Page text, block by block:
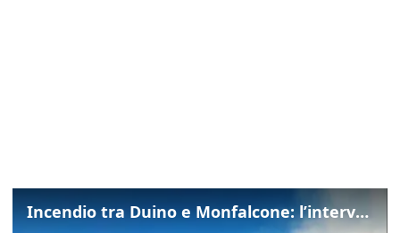
Incendio tra Duino e Monfalcone: l’intervento dei vigili del fuoco